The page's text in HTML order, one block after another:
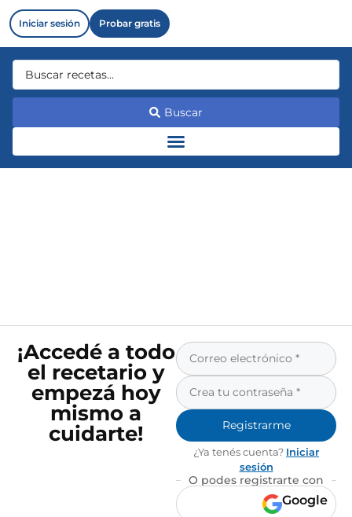
Iniciar sesión Probar gratis
Buscar
¡Accedé a todo
el recetario y
empezá hoy
mismo a
cuidarte!
Registrarme
¿Ya tenés cuenta? Iniciar
sesión
O podes registrarte con
Google